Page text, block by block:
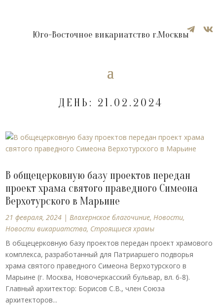
 
Юго-Восточное викариатство г.Москвы
ДЕНЬ: 21.02.2024
В общецерковную базу проектов передан
проект храма святого праведного Симеона
Верхотурского в Марьине
21 февраля, 2024 |Влахернское благочиние,Новости,
Новости викариатства, Строящиеся храмы
В общецерковную базу проектов передан проект храмового
комплекса, разработанный для Патриаршего подворья
храма святого праведного Симеона Верхотурского в
Марьине (г. Москва, Новочеркасский бульвар, вл. 6-8).
Главный архитектор: Борисов С.В., член Союза
архитекторов...